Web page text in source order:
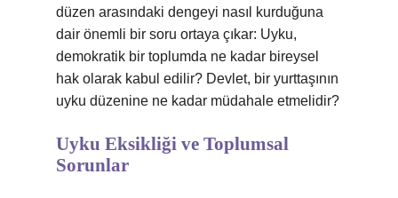
düzen arasındaki dengeyi nasıl kurduğuna
dair önemli bir soru ortaya çıkar: Uyku,
demokratik bir toplumda ne kadar bireysel
hak olarak kabul edilir? Devlet, bir yurttaşının
uyku düzenine ne kadar müdahale etmelidir?
Uyku Eksikliği ve Toplumsal
Sorunlar